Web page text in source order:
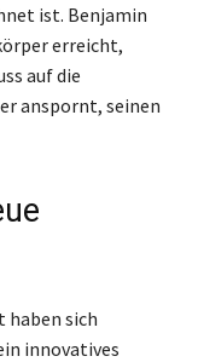
ist. Benjamin
erreicht,
auf die
anspornt, seinen
haben sich
innovatives